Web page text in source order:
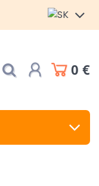
0 €